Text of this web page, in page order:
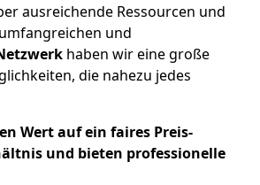
ausreichende Ressourcen und
und
haben wir eine große
die nahezu jedes
Wert auf ein faires Preis-
und bieten professionelle